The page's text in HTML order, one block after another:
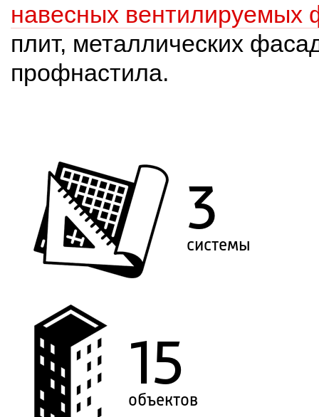
навесных вентилируемых
плит, металлических
профнастила.
3
системы
15
объектов